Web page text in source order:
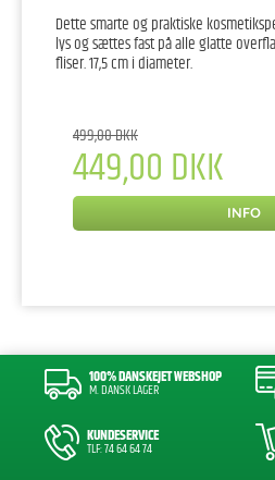
Dette smarte og praktiske
lys og sættes fast på alle glatte
fliser. 17,5 cm i diameter.
499,00 DKK
449,00 DKK
INFO
100% DANSKEJET WEBSHOP
M. DANSK LAGER
KUNDESERVICE
TLF: 74 64 64 74